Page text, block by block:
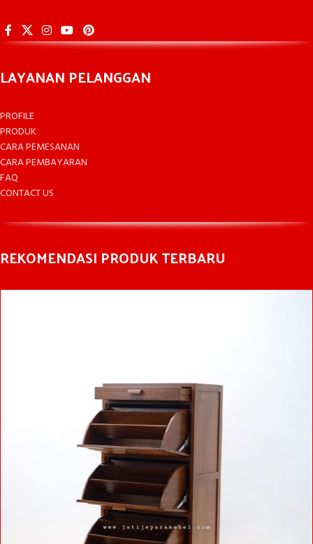
LAYANAN PELANGGAN
PROFILE
PRODUK
CARA PEMESANAN
CARA PEMBAYARAN
FAQ
CONTACT US
REKOMENDASI PRODUK TERBARU